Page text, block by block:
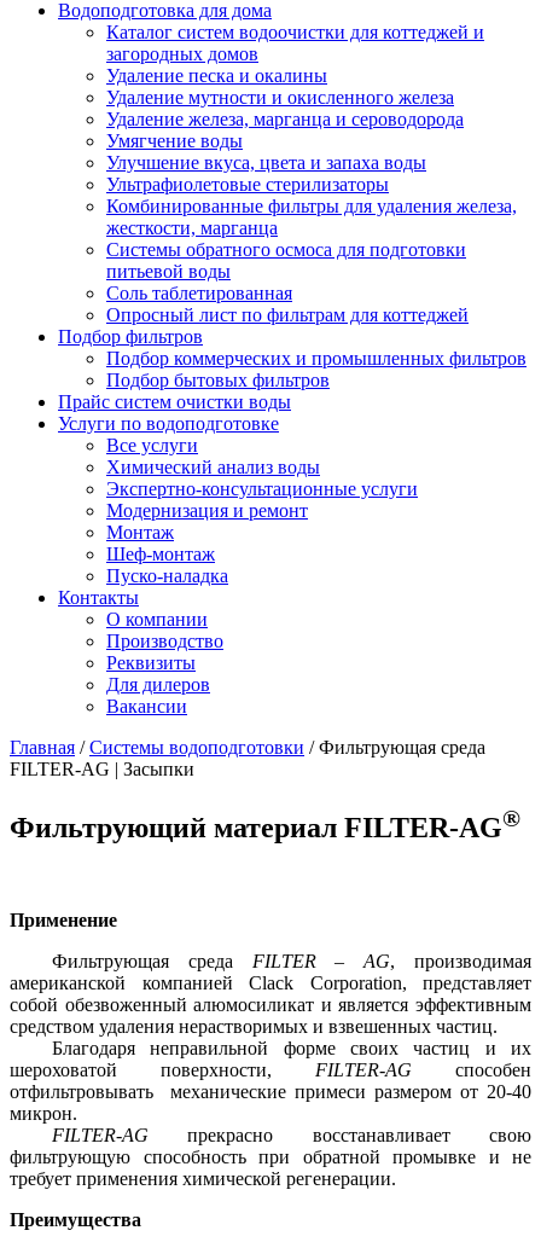
Водоподготовка для дома
Каталог систем водоочистки для коттеджей и
загородных домов
Удаление песка и окалины
Удаление мутности и окисленного железа
Удаление железа, марганца и сероводорода
Умягчение воды
Улучшение вкуса, цвета и запаха воды
Ультрафиолетовые стерилизаторы
Комбинированные фильтры для удаления железа,
жесткости, марганца
Системы обратного осмоса для подготовки
питьевой воды
Соль таблетированная
Опросный лист по фильтрам для коттеджей
Подбор фильтров
Подбор коммерческих и промышленных фильтров
Подбор бытовых фильтров
Прайс систем очистки воды
Услуги по водоподготовке
Все услуги
Химический анализ воды
Экспертно-консультационные услуги
Модернизация и ремонт
Монтаж
Шеф-монтаж
Пуско-наладка
Контакты
О компании
Производство
Реквизиты
Для дилеров
Вакансии
Главная /Системы водоподготовки /Фильтрующая среда
FILTER-AG | Засыпки
Фильтрующий материал FILTER-AG®
Применение
Фильтрующая среда FILTER – AG, производимая
американской компанией Clack Corporation, представляет
собой обезвоженный алюмосиликат и является эффективным
средством удаления нерастворимых и взвешенных частиц.
Благодаря неправильной форме своих частиц и их
шероховатой поверхности, FILTER-AG способен
отфильтровывать механические примеси размером от 20-40
микрон.
FILTER-AG прекрасно восстанавливает свою
фильтрующую способность при обратной промывке и не
требует применения химической регенерации.
Преимущества